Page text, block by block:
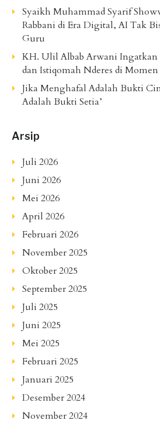
Syaikh Muhammad Syarif
Rabbani di Era Digital, AI Tak
Guru
KH. Ulil Albab Arwani Ingatkan
dan Istiqomah Nderes di
Jika Menghafal Adalah Bukti
Adalah Bukti Setia’
Arsip
Juli 2026
Juni 2026
Mei 2026
April 2026
Februari 2026
November 2025
Oktober 2025
September 2025
Juli 2025
Juni 2025
Mei 2025
Februari 2025
Januari 2025
Desember 2024
November 2024